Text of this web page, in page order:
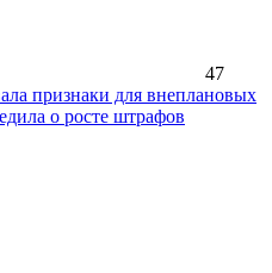
47
признаки для внеплановых
о росте штрафов